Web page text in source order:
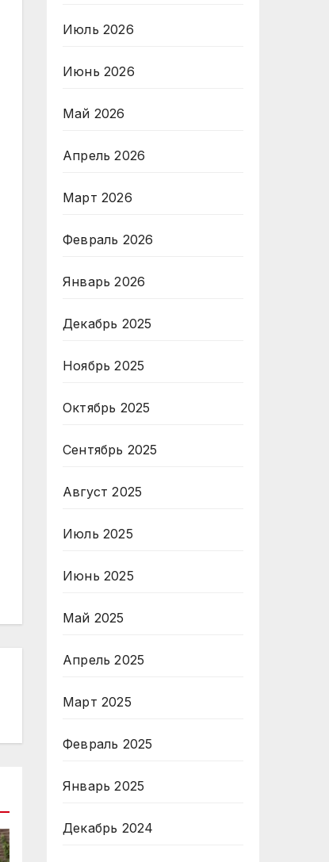
Июль 2026
Июнь 2026
Май 2026
Апрель 2026
Март 2026
Февраль 2026
Январь 2026
Декабрь 2025
Ноябрь 2025
Октябрь 2025
Сентябрь 2025
Август 2025
Июль 2025
Июнь 2025
Май 2025
Апрель 2025
Март 2025
Февраль 2025
Январь 2025
Декабрь 2024